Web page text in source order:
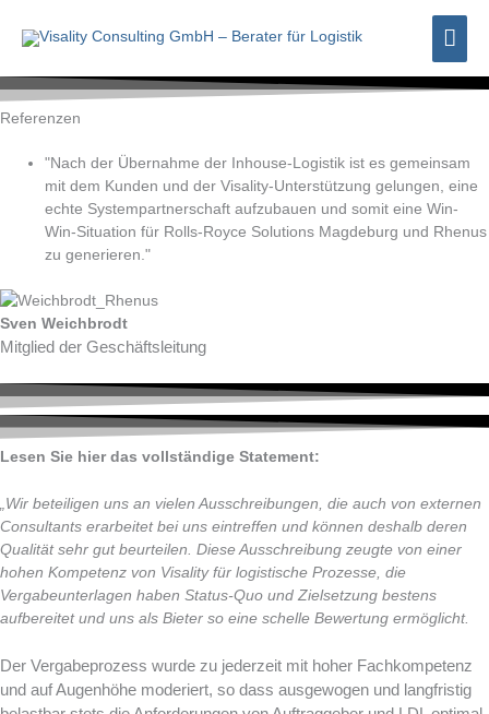
Inhalt
Referenzen
"Nach der Übernahme der Inhouse-Logistik ist es gemeinsam
mit dem Kunden und der Visality-Unterstützung gelungen, eine
echte Systempartnerschaft aufzubauen und somit eine Win-
Win-Situation für Rolls-Royce Solutions Magdeburg und Rhenus
zu generieren."
Sven Weichbrodt
Mitglied der Geschäftsleitung
Lesen Sie hier das vollständige Statement:
„Wir beteiligen uns an vielen Ausschreibungen, die auch von externen
Consultants erarbeitet bei uns eintreffen und können deshalb deren
Qualität sehr gut beurteilen. Diese Ausschreibung zeugte von einer
hohen Kompetenz von Visality für logistische Prozesse, die
Vergabeunterlagen haben Status-Quo und Zielsetzung bestens
aufbereitet und uns als Bieter so eine schelle Bewertung ermöglicht.
Der Vergabeprozess wurde zu jederzeit mit hoher Fachkompetenz
und auf Augenhöhe moderiert, so dass ausgewogen und langfristig